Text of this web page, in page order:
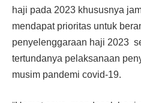
haji pada 2023 khususnya
mendapat prioritas untuk
penyelenggaraan haji 2023
tertundanya pelaksanaan
musim pandemi covid-19.